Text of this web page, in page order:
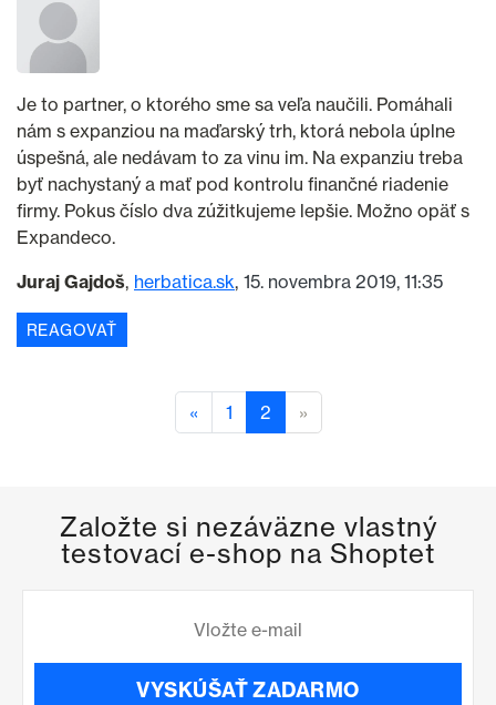
Je to partner, o ktorého sme sa veľa naučili. Pomáhali
nám s expanziou na maďarský trh, ktorá nebola úplne
úspešná, ale nedávam to za vinu im. Na expanziu treba
byť nachystaný a mať pod kontrolu finančné riadenie
firmy. Pokus číslo dva zúžitkujeme lepšie. Možno opäť s
Expandeco.
Juraj Gajdoš herbatica.sk 15. novembra 2019, 11:35
REAGOVAŤ
« 1 2 »
Založte si nezáväzne vlastný
testovací e-shop na Shoptet
VYSKÚŠAŤ ZADARMO